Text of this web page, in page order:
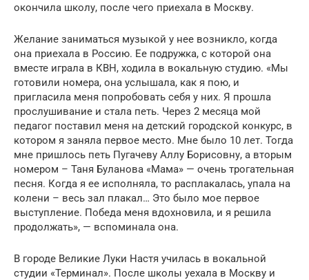
окончила школу, после чего приехала в Москву.
Желание заниматься музыкой у нее возникло, когда
она приехала в Россию. Ее подружка, с которой она
вместе играла в КВН, ходила в вокальную студию. «Мы
готовили номера, она услышала, как я пою, и
пригласила меня попробовать себя у них. Я прошла
прослушивание и стала петь. Через 2 месяца мой
педагог поставил меня на детский городской конкурс, в
котором я заняла первое место. Мне было 10 лет. Тогда
мне пришлось петь Пугачеву Аллу Борисовну, а вторым
номером – Таня Буланова «Мама» — очень трогательная
песня. Когда я ее исполняла, то расплакалась, упала на
колени – весь зал плакал… Это было мое первое
выступление. Победа меня вдохновила, и я решила
продолжать», — вспоминала она.
В городе Великие Луки Настя училась в вокальной
студии «Терминал». После школы уехала в Москву и